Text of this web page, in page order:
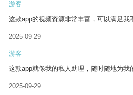
游客
这款app的视频资源非常丰富，可以满足我
2025-09-29
游客
这款app就像我的私人助理，随时随地为我
2025-09-29